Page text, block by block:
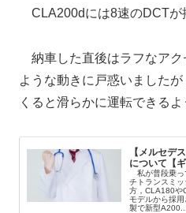
CLA200dには8速のDCTが
納車した直後はラフなアク
ような動きに戸惑いました
くると滑らかに運転できるよ
【メルセデ
について【
私が普段乗っ
チトランスミ
方，CLA180や
モデルから採
製で新型A200...